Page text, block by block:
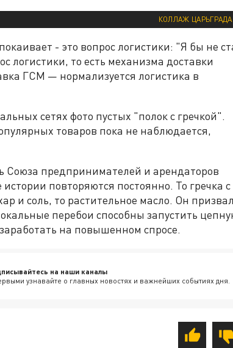
КОЛЛАЖ ЦАРЬГРАДА.
- это вопрос логистики: "Я бы не
логистики, то есть механизма доставки
ГСМ — нормализуется логистика в
сетях фото пустых "полок с гречкой".
товаров пока не наблюдается,
Союза предпринимателей и арендаторов
повторяются постоянно. То гречка с
и соль, то растительное масло. Он призвал
перебои способны запустить
на повышенном спросе.
на наши каналы
узнавайте о главных новостях и важнейших событиях дня.